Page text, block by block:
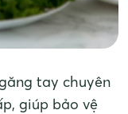
tay chuyên
giúp bảo vệ